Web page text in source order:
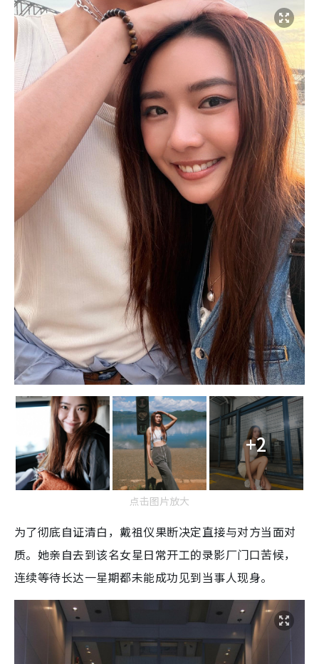
+2
点击图片放大
为了彻底自证清白，戴祖仪果断决定直接与对方当面对
质。她亲自去到该名女星日常开工的录影厂门口苦候，
连续等待长达一星期都未能成功见到当事人现身。